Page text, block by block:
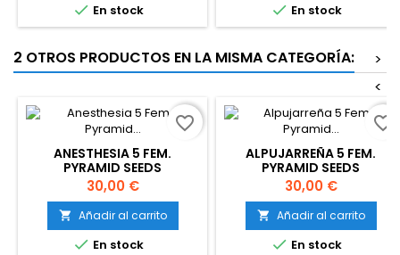
 En stock  En stock
2 OTROS PRODUCTOS EN LA MISMA CATEGORÍA:
>
<
ANESTHESIA 5 FEM.
PYRAMID SEEDS
Precio
30,00 €
 Añadir al carrito
 En stock
favorite_border
ALPUJARREÑA 5 FEM.
PYRAMID SEEDS
Precio
30,00 €
 Añadir al carrito
 En stock
favorite_border